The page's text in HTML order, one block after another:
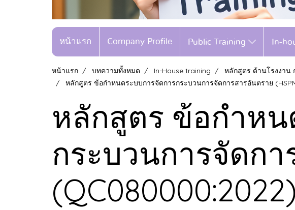
หน้าแรก Company Profile Public Training In-
หน้าแรก บทความทั้งหมด In-House training
หลักสูตร ด้านโรงงาน
หลักสูตร ข้อกำหนดระบบการจัดการกระบวนการจัดการสารอันตราย
หลักสูตร ข้อกำหน
กระบวนการจัดกา
(QC080000:2022)